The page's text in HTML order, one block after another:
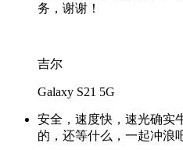
务，谢谢！
吉尔
Galaxy S21 5G
安全，速度快，速光确实
的，还等什么，一起冲浪